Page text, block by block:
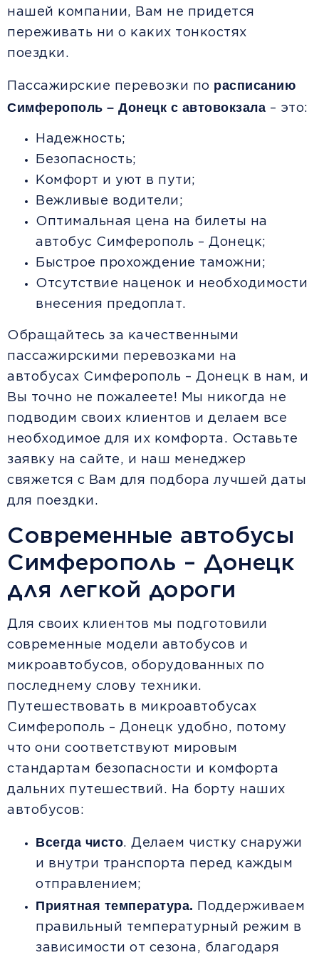
нашей компании, Вам не придется
переживать ни о каких тонкостях
поездки.
Пассажирские перевозки по расписанию
Симферополь – Донецк с автовокзала – это:
Надежность;
Безопасность;
Комфорт и уют в пути;
Вежливые водители;
Оптимальная цена на билеты на
автобус Симферополь – Донецк;
Быстрое прохождение таможни;
Отсутствие наценок и необходимости
внесения предоплат.
Обращайтесь за качественными
пассажирскими перевозками на
автобусах Симферополь – Донецк в нам, и
Вы точно не пожалеете! Мы никогда не
подводим своих клиентов и делаем все
необходимое для их комфорта. Оставьте
заявку на сайте, и наш менеджер
свяжется с Вам для подбора лучшей даты
для поездки.
Современные автобусы
Симферополь – Донецк
для легкой дороги
Для своих клиентов мы подготовили
современные модели автобусов и
микроавтобусов, оборудованных по
последнему слову техники.
Путешествовать в микроавтобусах
Симферополь – Донецк удобно, потому
что они соответствуют мировым
стандартам безопасности и комфорта
дальних путешествий. На борту наших
автобусов:
Всегда чисто. Делаем чистку снаружи
и внутри транспорта перед каждым
отправлением;
Приятная температура. Поддерживаем
правильный температурный режим в
зависимости от сезона, благодаря